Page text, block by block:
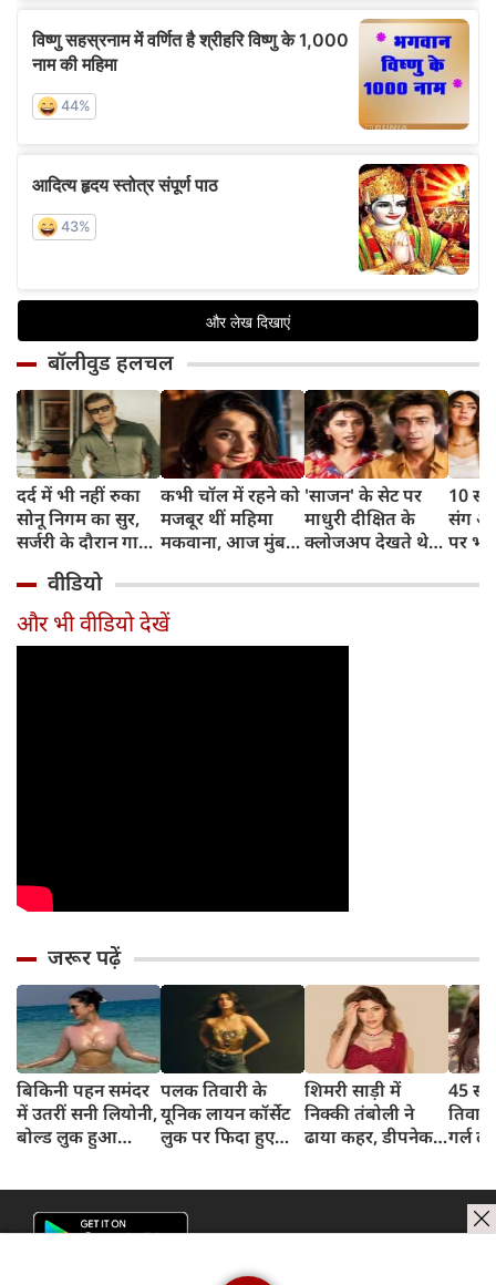
बॉलीवुड हलचल
दर्द में भी नहीं रुका
सोनू निगम का सुर,
सर्जरी के दौरान गाया
क्लासिक गाना
कभी चॉल में रहने को
मजबूर थीं महिमा
मकवाना, आज मुंबई
और करोड़ों की दौलत
'साजन' के सेट पर
माधुरी दीक्षित के
क्लोजअप देखते थे
ने सुनाया किस्सा
10
संग
पर
थोड़ा
वीडियो
और भी वीडियो देखें
जरूर पढ़ें
बिकिनी पहन समंदर
में उतरीं सनी लियोनी,
बोल्ड लुक हुआ
पलक तिवारी के
यूनिक लायन कॉर्सेट
लुक पर फिदा हुए
शिमरी साड़ी में
निक्की तंबोली ने
ढाया कहर, डीपनेक
45
गर्ल